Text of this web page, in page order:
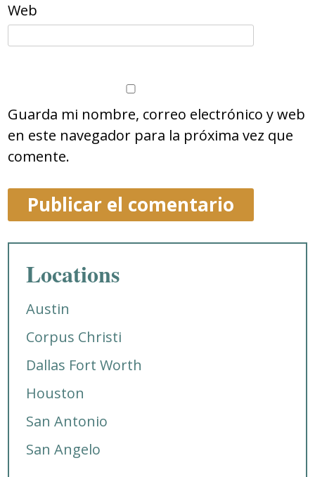
Web
Guarda mi nombre, correo electrónico y web
en este navegador para la próxima vez que
comente.
Locations
Austin
Corpus Christi
Dallas Fort Worth
Houston
San Antonio
San Angelo